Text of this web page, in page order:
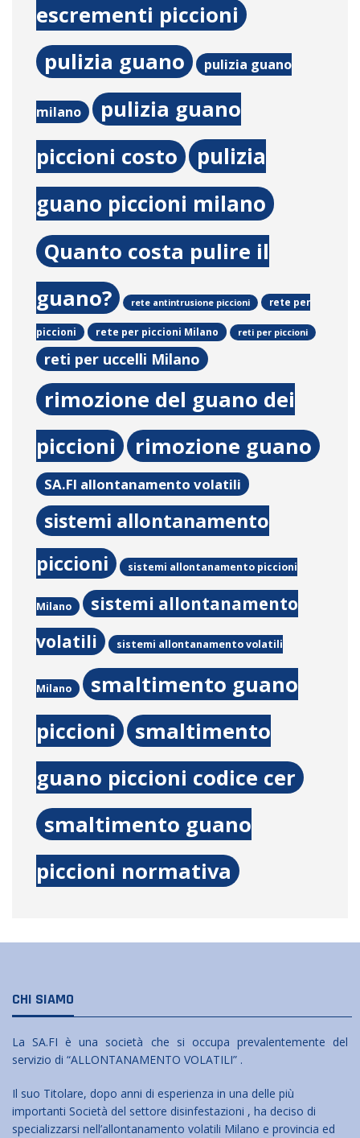
escrementi piccioni
pulizia guano pulizia guano
milano
pulizia guano
piccioni costo
pulizia
guano piccioni milano
Quanto costa pulire il
guano?
rete antintrusione piccioni rete per
piccioni rete per piccioni Milano reti per piccioni
reti per uccelli Milano
rimozione del guano dei
piccioni
rimozione guano
SA.FI allontanamento volatili
sistemi allontanamento
piccioni
sistemi allontanamento piccioni
Milano
sistemi allontanamento
volatili
sistemi allontanamento volatili
Milano
smaltimento guano
piccioni
smaltimento
guano piccioni codice cer
smaltimento guano
piccioni normativa
CHI SIAMO
La SA.FI è una società che si occupa prevalentemente del
servizio di “ALLONTANAMENTO VOLATILI” .
Il suo Titolare, dopo anni di esperienza in una delle più
importanti Società del settore disinfestazioni , ha deciso di
specializzarsi nell’allontanamento volatili Milano e provincia ed